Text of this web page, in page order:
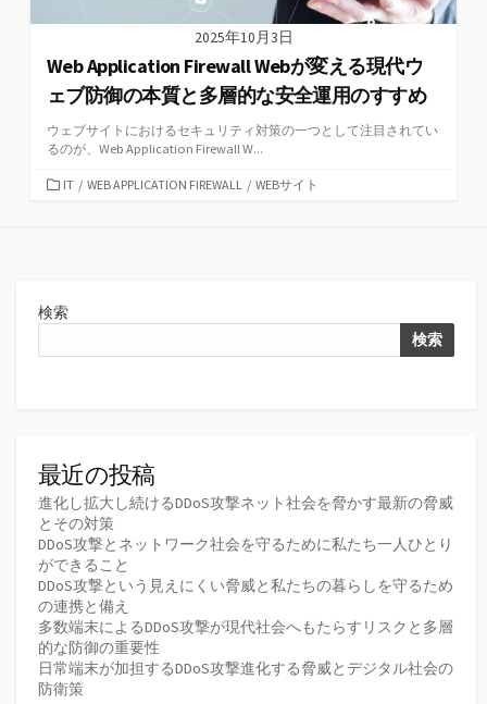
2025年10月3日
Web Application Firewall Webが変える現代ウ
ェブ防御の本質と多層的な安全運用のすすめ
ウェブサイトにおけるセキュリティ対策の一つとして注目されてい
るのが、Web Application Firewall W...
カIT / WEB APPLICATION FIREWALL / WEBサイト
検索
検索
最近の投稿
進化し拡大し続けるDDoS攻撃ネット社会を脅かす最新の脅威
とその対策
DDoS攻撃とネットワーク社会を守るために私たち一人ひとり
ができること
DDoS攻撃という見えにくい脅威と私たちの暮らしを守るため
の連携と備え
多数端末によるDDoS攻撃が現代社会へもたらすリスクと多層
的な防御の重要性
日常端末が加担するDDoS攻撃進化する脅威とデジタル社会の
防衛策